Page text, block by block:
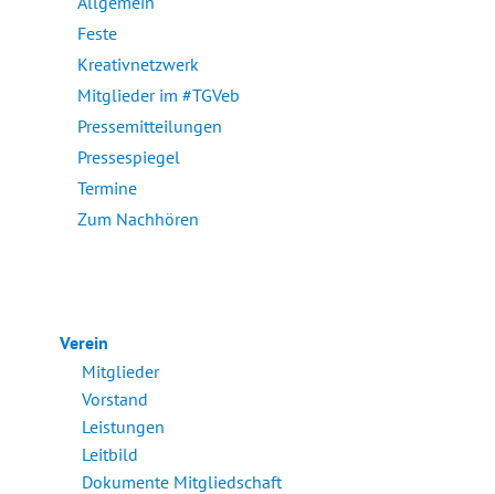
Feste
Kreativnetzwerk
Mitglieder im #TGVeb
Pressemitteilungen
Pressespiegel
Termine
Zum Nachhören
Verein
Mitglieder
Vorstand
Leistungen
Leitbild
Dokumente Mitgliedschaft